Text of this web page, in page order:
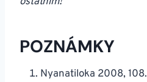
POZNÁMKY
Nyanatiloka 2008, 108.